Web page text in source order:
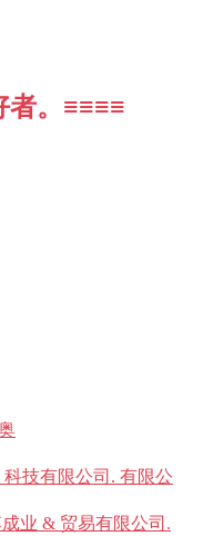
者。≡≡≡≡
技有限公司. 有限公
业 & 贸易有限公司.